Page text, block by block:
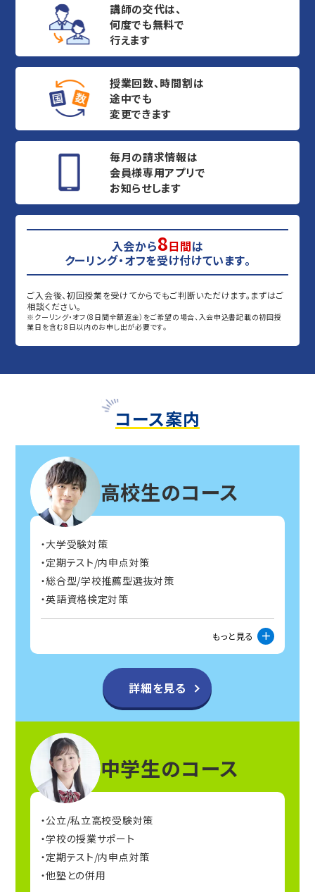
講師の交代は、
何度でも無料で
行えます
授業回数、時間割は
途中でも
変更できます
毎月の請求情報は
会員様専用アプリで
お知らせします
入会から8日間は
クーリング・オフを受け付けています。
ご入会後、初回授業を受けてからでもご判断いただけます。まずはご
相談ください。
※クーリング・オフ（8日間全額返金）をご希望の場合、入会申込書記載の初回授
業日を含む8日以内のお申し出が必要です。
コース案内
高校生のコース
大学受験対策
定期テスト/内申点対策
総合型/学校推薦型選抜対策
英語資格検定対策
もっと見る
詳細を見る
中学生のコース
公立/私立高校受験対策
学校の授業サポート
定期テスト/内申点対策
他塾との併用